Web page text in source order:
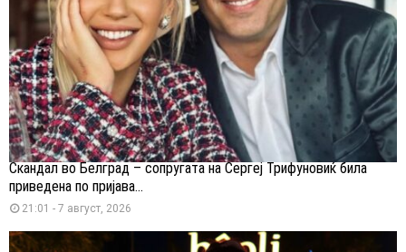
Скандал во Белград – сопругата на Сергеј Трифуновиќ била
приведена по пријава...
21:01 - 7 август, 2026